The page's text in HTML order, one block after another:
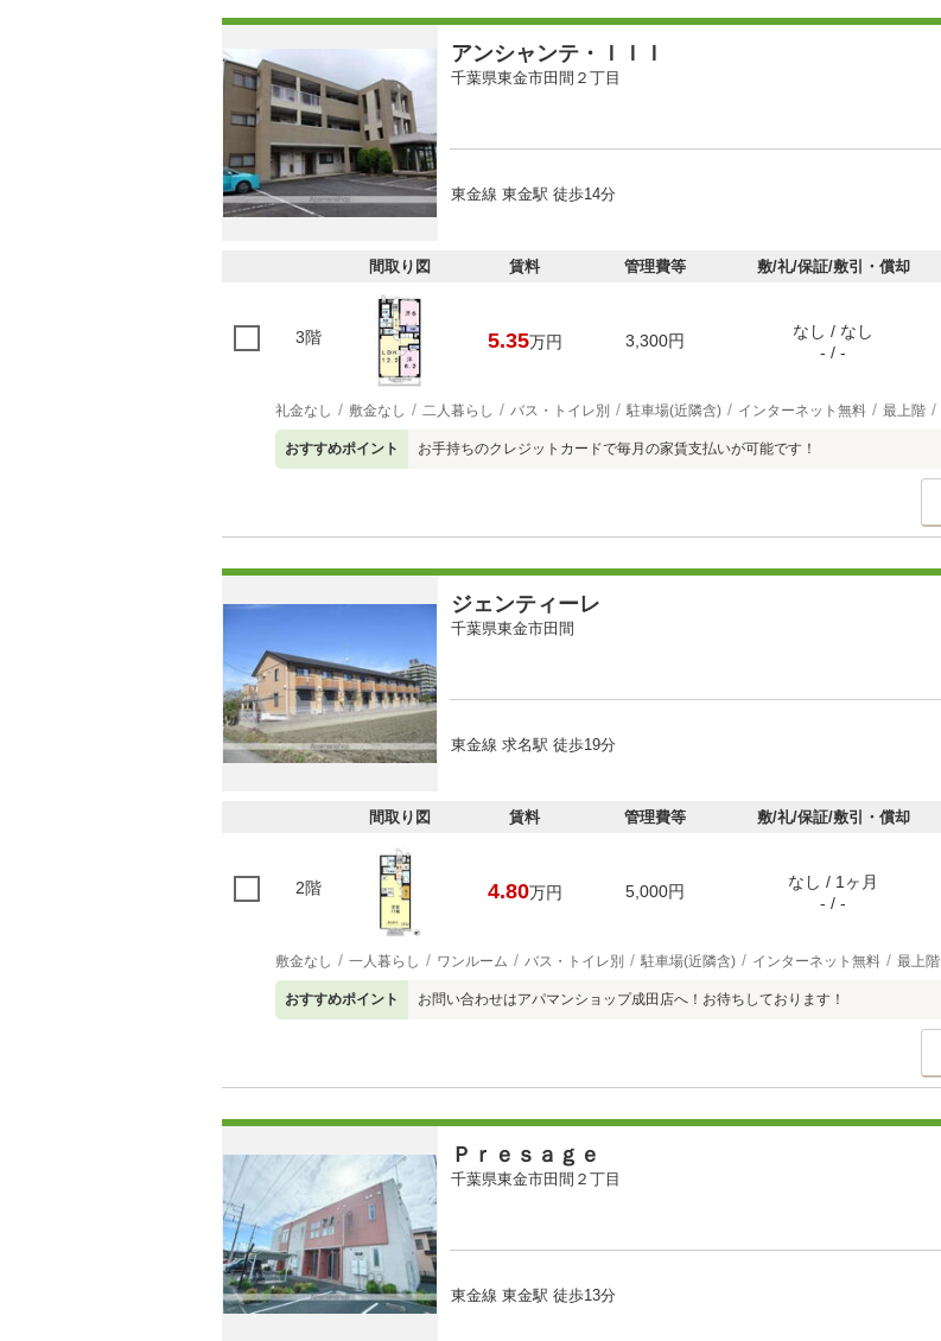
アンシャンテ・ＩＩＩ
千葉県東金市田間２丁目
東金線 東金駅 徒歩14分
間取り図 賃料 管理費等 敷/礼/保証/敷引・償却
3階 5.35万円 3,300円
なし / なし
- / -
礼金なし 敷金なし 二人暮らし バス・トイレ別 駐車場(近隣含) インターネット無料 最上階
おすすめポイント お手持ちのクレジットカードで毎月の家賃支払いが可能です！
ジェンティーレ
千葉県東金市田間
東金線 求名駅 徒歩19分
間取り図 賃料 管理費等 敷/礼/保証/敷引・償却
2階 4.80万円 5,000円
なし / 1ヶ月
- / -
敷金なし 一人暮らし ワンルーム バス・トイレ別 駐車場(近隣含) インターネット無料 最上階
おすすめポイント お問い合わせはアパマンショップ成田店へ！お待ちしております！
Ｐｒｅｓａｇｅ
千葉県東金市田間２丁目
東金線 東金駅 徒歩13分